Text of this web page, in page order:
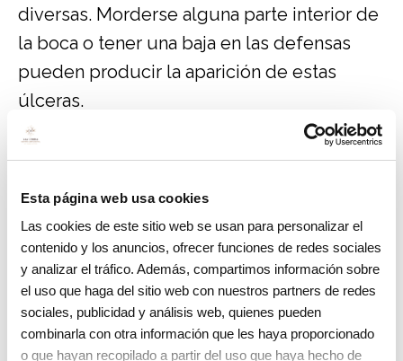
Esta página web usa cookies
Las cookies de este sitio web se usan para personalizar el
contenido y los anuncios, ofrecer funciones de redes sociales
y analizar el tráfico. Además, compartimos información sobre
el uso que haga del sitio web con nuestros partners de redes
sociales, publicidad y análisis web, quienes pueden
combinarla con otra información que les haya proporcionado
o que hayan recopilado a partir del uso que haya hecho de
diversas. Morderse alguna parte interior de
la boca o tener una baja en las defensas
pueden producir la aparición de estas
úlceras.
¿Cómo prevenir las enfermedades
en la boca de los más pequeños?
Si bien las causas de estas enfermedades
pueden ser variadas, existen algunos
factores comunes en estas edades que
pueden desencadenar su aparición con
mayor facilidad. El alto consumo de dulces
sumado a la poca importancia que muchos